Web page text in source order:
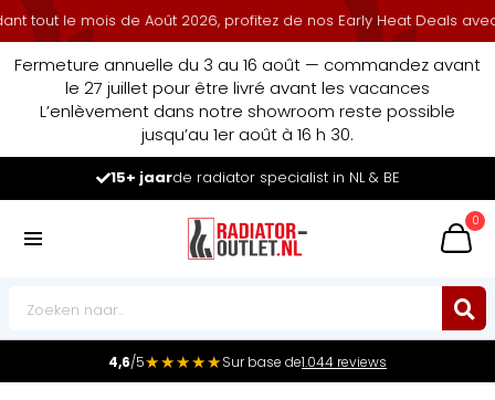
le mois de Août 2026, profitez de nos Early Heat Deals avec
Fermeture annuelle du 3 au 16 août — commandez avant
le 27 juillet pour être livré avant les vacances
L’enlèvement dans notre showroom reste possible
jusqu’au 1er août à 16 h 30.
15+ jaarde radiator specialist in NL & BE
0
4,6/5★★★★★Sur base de1.044 reviews